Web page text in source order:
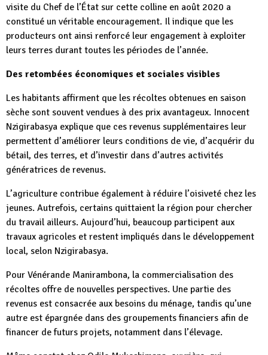
visite du Chef de l’État sur cette colline en août 2020 a
constitué un véritable encouragement. Il indique que les
producteurs ont ainsi renforcé leur engagement à exploiter
leurs terres durant toutes les périodes de l’année.
Des retombées économiques et sociales visibles
Les habitants affirment que les récoltes obtenues en saison
sèche sont souvent vendues à des prix avantageux. Innocent
Nzigirabasya explique que ces revenus supplémentaires leur
permettent d’améliorer leurs conditions de vie, d’acquérir du
bétail, des terres, et d’investir dans d’autres activités
génératrices de revenus.
L’agriculture contribue également à réduire l’oisiveté chez les
jeunes. Autrefois, certains quittaient la région pour chercher
du travail ailleurs. Aujourd’hui, beaucoup participent aux
travaux agricoles et restent impliqués dans le développement
local, selon Nzigirabasya.
Pour Vénérande Manirambona, la commercialisation des
récoltes offre de nouvelles perspectives. Une partie des
revenus est consacrée aux besoins du ménage, tandis qu’une
autre est épargnée dans des groupements financiers afin de
financer de futurs projets, notamment dans l’élevage.